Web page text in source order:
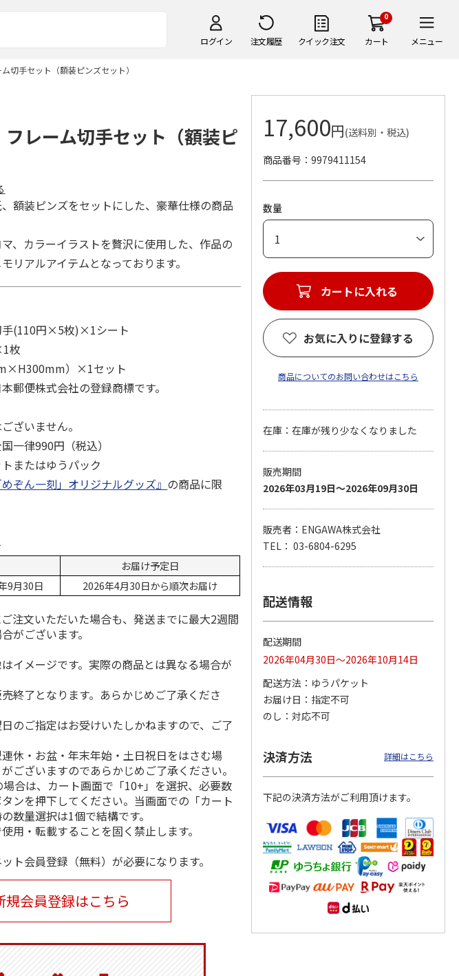
ログイン 注文履歴 クイック注文
0
カート メニュー
切手セット（額装ピンズセット）
矢」40周年記念フレ
ーム切手セット
6,050円
昭和の鉄道フレーム
切手セット Vol …
4,400円
ポムポムプリン30th
おまとめセット
20,130円
仮面ライダーシリー
ズ生誕５５周年 フ
レーム切手セット
5.0（3）
フレーム切手セット（額装ピ
額装ピンズをセットにした、豪華仕様の商品
、カラーイラストを贅沢に使用した、作品の
リアルアイテムとなっております。
手(110円×5枚)×1シート
枚
）×1セット
郵便株式会社の登録商標です。
ざいません。
一律990円（税込）
またはゆうパック
めぞん一刻」オリジナルグッズ』 の商品に限
お届け予定日
9月30日
2026年4月30日から順次お届け
注文いただいた場合も、発送までに最大2週間
がございます。
イメージです。実際の商品とは異なる場合が
終了となります。あらかじめご了承くださ
のご指定はお受けいたしかねますので、ご了
休・お盆・年末年始・土日祝日をはさむ場
ございますのであらかじめご了承ください。
合は、カート画面で「10+」を選択、必要数
ンを押下してください。当画面での「カート
数量選択は1個で結構です。
用・転載することを固く禁止します。
ト会員登録（無料）が必要になります。
規会員登録はこちら
17,600円(送料別・税込)
商品番号
9979411154
数量
お気に入りに登録する
商品についてのお問い合わせはこちら
在庫：在庫が残り少なくなりました
販売期間
2026年03月19日～2026年09月30日
販売者：ENGAWA株式会社
TEL： 03-6804-6295
配送情報
配送期間
2026年04月30日～2026年10月14日
配送方法
ゆうパケット
お届け日
指定不可
のし
対応不可
決済方法 詳細はこちら
下記の決済方法がご利用頂けます。